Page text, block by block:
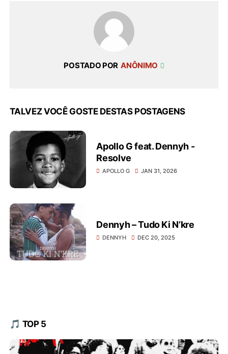
POSTADO POR ANÔNIMO
TALVEZ VOCÊ GOSTE DESTAS POSTAGENS
Apollo G feat. Dennyh -
Resolve
APOLLO G JAN 31, 2026
Dennyh – Tudo Ki N’kre
DENNYH DEC 20, 2025
🎵 TOP 5